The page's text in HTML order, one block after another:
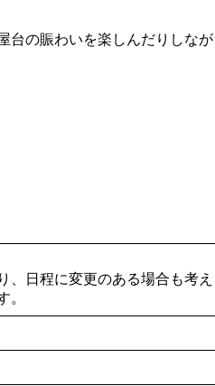
の賑わいを楽しんだりしな
、日程に変更のある場合も考
。